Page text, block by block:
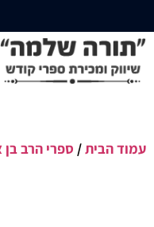
עמוד הבית/ ספרי הרב בן